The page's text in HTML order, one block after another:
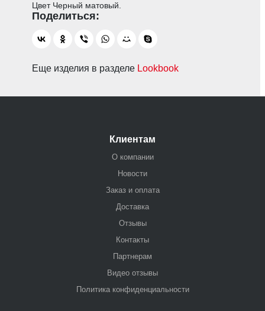
Цвет Черный матовый.
Еще изделия в разделе Lookbook
Клиентам
О компании
Новости
Заказ и оплата
Доставка
Отзывы
Контакты
Партнерам
Видео отзывы
Политика конфиденциальности